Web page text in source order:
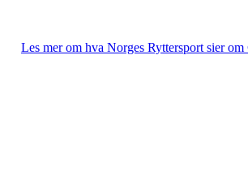
Les mer om hva Norges Ryttersport sier